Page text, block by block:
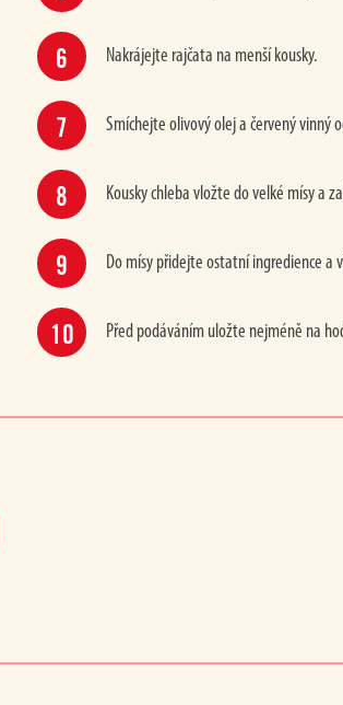
Nakrájejte rajčata na menší kousky.
Smíchejte olivový olej a červený vinný
Kousky chleba vložte do velké mísy a
Do mísy přidejte ostatní ingredience a
Před podáváním uložte nejméně na